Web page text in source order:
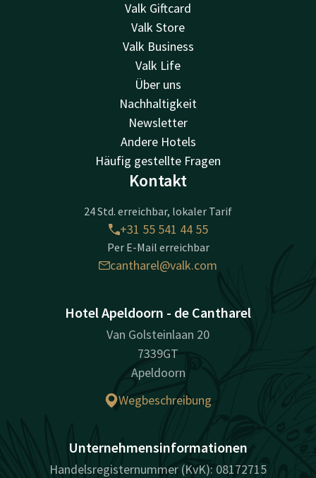
Valk Giftcard
Valk Store
Valk Business
Valk Life
Über uns
Nachhaltigkeit
Newsletter
Andere Hotels
Häufig gestellte Fragen
Kontakt
24 Std. erreichbar, lokaler Tarif
+31 55 541 44 55
Per E-Mail erreichbar
cantharel@valk.com
Hotel Apeldoorn - de Cantharel
Van Golsteinlaan 20
7339GT
Apeldoorn
Wegbeschreibung
Unternehmensinformationen
Handelsregisternummer (KvK): 08172715